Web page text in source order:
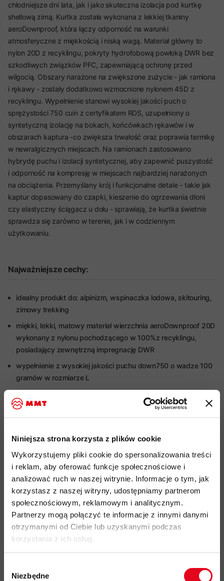
Niniejsza strona korzysta z plików cookie
Wykorzystujemy pliki cookie do spersonalizowania treści
i reklam, aby oferować funkcje społecznościowe i
analizować ruch w naszej witrynie. Informacje o tym, jak
korzystasz z naszej witryny, udostępniamy partnerom
społecznościowym, reklamowym i analitycznym.
Partnerzy mogą połączyć te informacje z innymi danymi
otrzymanymi od Ciebie lub uzyskanymi podczas
korzystania z ich usług.
zgody
Niezbędne
chłodniejsze dni lata, jak i jako skuteczna izolacja pod kurtkę
shellową zimą. Kurtka została wykonana z lekkiej tkaniny
aeroDownproof, która łączy odporność na warunki
atmosferyczne z miękkością i niską wagą. Materiał główny to
nylon 20D z recyklingu, pokryty hydrofobową powłoką DWR bez
szkodliwych związków PFC, zapewniającą ochronę przed
wilgocią. Obszary narażone na zwiększone zużycie - jak ramiona
i rękawy - zostały dodatkowo wzmocnione nylonem 45D z
recyklingu. Wypełnienie stanowi wysokiej jakości puch o
sprężystości 750 cuin z certyfikatem RDS, uzupełniony o
syntetyczną izolację na bokach, końcówkach rękawów i w
obszarach kaptura -co zwiększa trwałość oraz poprawia termikę
w newralgicznych miejscach. Na ramionach zastosowano
hybrydę puchu i izolacji syntetycznej, aby zapewnić puszystość
i odporność na kompresję w miejscach najbardziej narażonych
na obciążenia. Przemyślany krój i funkcjonalne detale - takie jak
kaptur dopasowany do czapki, kieszenie do ogrzewania dłoni
czy elastyczny ściągacz u dołu - sprawiają, że kurtka świetnie
sprawdza się zarówno w terenie, jak i w codziennym
użytkowaniu.
Najważniejsze cechy:
idealny produkt do: alpinizm, wspinaczka lodowa, skitouring,
zimowy trekking
miękki, lekki, matowy materiał wierzchnia aeroDownproof 20D
wykonany z nylonu pochodzącego w 100%z recyklingu,
posiadający zewnętrzną impregnację DWR
wypełnienie z wysokiej jakości puchu down750 o wadze 100
gramów w rozmiarze L
puchu 750 CUIN, certyfikowany standardem RDS i bluesign,
zapewniający znakomity stosunek ciepła do wagi
rozmieszczenie puchu w kamizelce w kształcie "T-shirt`u" dla
maksymalnej izolacji termicznej w najbardziej wymagających
od tego miejscach
panele boczne, elementy przy szyi i barki zostały ocieplone
syntetyczną izolacją z recyklingu, zapewniającą lepszą
odporność na wilgoć
impregnacja DWR nie zawiera szkodliwych dla zdrowia i
środowiska związków PFC, zapewnia lekką ochronę przed
wilgocią
obszary narażone na przetarcia i zawilgocenie- barki i
pochodzącym z recyklingu